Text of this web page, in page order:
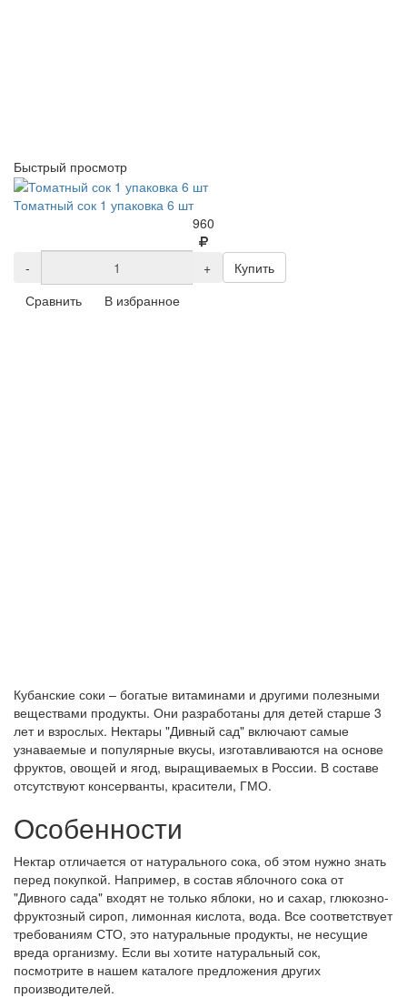
Быстрый просмотр
Томатный сок 1 упаковка 6 шт
960
- +
Купить
Сравнить
В избранное
Кубанские соки – богатые витаминами и другими полезными
веществами продукты. Они разработаны для детей старше 3
лет и взрослых. Нектары "Дивный сад" включают самые
узнаваемые и популярные вкусы, изготавливаются на основе
фруктов, овощей и ягод, выращиваемых в России. В составе
отсутствуют консерванты, красители, ГМО.
Особенности
Нектар отличается от натурального сока, об этом нужно знать
перед покупкой. Например, в состав яблочного сока от
"Дивного сада" входят не только яблоки, но и сахар, глюкозно-
фруктозный сироп, лимонная кислота, вода. Все соответствует
требованиям СТО, это натуральные продукты, не несущие
вреда организму. Если вы хотите натуральный сок,
посмотрите в нашем каталоге предложения других
производителей.